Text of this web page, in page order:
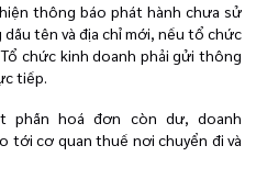
thông báo phát hành chưa sử
tên và địa chỉ mới, nếu tổ chức
chức kinh doanh phải gửi thông
tiếp.
phần hoá đơn còn dư, doanh
tới cơ quan thuế nơi chuyển đi và